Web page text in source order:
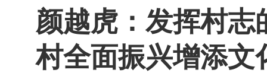
颜越虎：发挥村志
村全面振兴增添文